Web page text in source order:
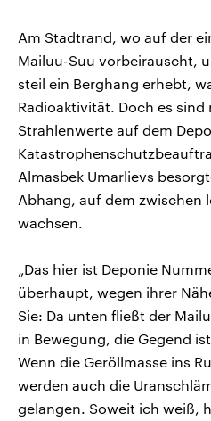
Am Stadtrand, wo auf der
Mailuu-Suu vorbeirauscht,
steil ein Berghang erhebt,
Radioaktivität. Doch es
Strahlenwerte auf dem
Almasbek Umarlievs
Abhang, auf dem zwischen
wachsen.
„Das hier ist Deponie
überhaupt, wegen ihrer
Sie: Da unten fließt der
in Bewegung, die Gegend
Wenn die Geröllmasse ins
werden auch die
gelangen. Soweit ich weiß,